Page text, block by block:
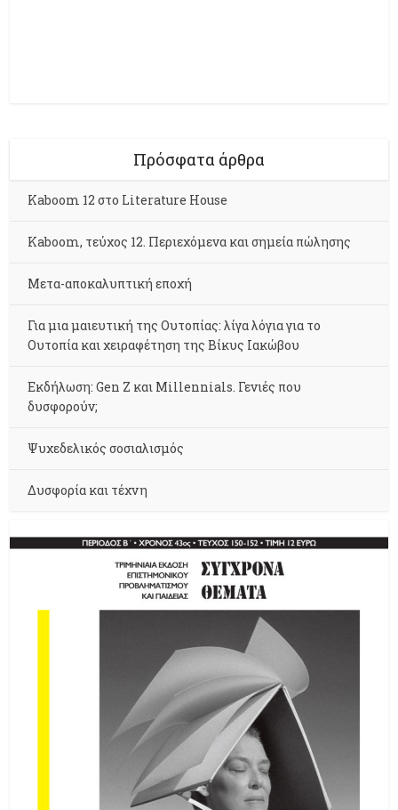
Πρόσφατα άρθρα
Kaboom 12 στο Literature House
Kaboom, τεύχος 12. Περιεχόμενα και σημεία πώλησης
Μετα-αποκαλυπτική εποχή
Για μια μαιευτική της Ουτοπίας: λίγα λόγια για το
Ουτοπία και χειραφέτηση της Βίκυς Ιακώβου
Εκδήλωση: Gen Z και Millennials. Γενιές που
δυσφορούν;
Ψυχεδελικός σοσιαλισμός
Δυσφορία και τέχνη